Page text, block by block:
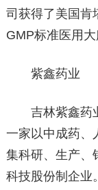
司获得了美国肯
GMP标准医用大
紫鑫药业
吉林紫鑫药业
一家以中成药、
集科研、生产、
科技股份制企业。